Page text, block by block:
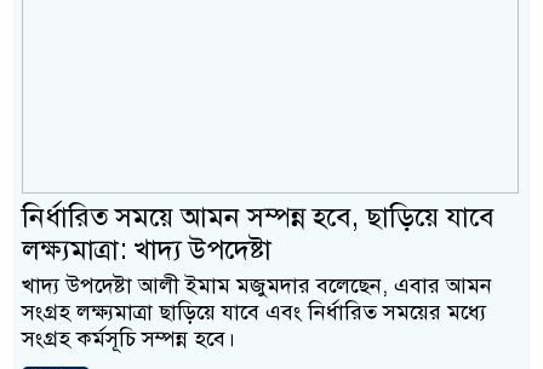
নির্ধারিত সময়ে আমন সম্পন্ন হবে, ছাড়িয়ে যাবে
লক্ষ্যমাত্রা: খাদ্য উপদেষ্টা
খাদ্য উপদেষ্টা আলী ইমাম মজুমদার বলেছেন, এবার আমন
সংগ্রহ লক্ষ্যমাত্রা ছাড়িয়ে যাবে এবং নির্ধারিত সময়ের মধ্যে
সংগ্রহ কর্মসূচি সম্পন্ন হবে।